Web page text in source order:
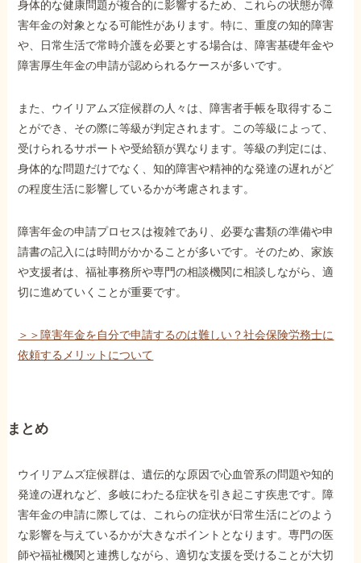
身体的な健康問題が複合的に影響するため、これらの状態が障
害年金の対象となる可能性があります。特に、重度の知的障害
や、日常生活で常時介護を必要とする場合は、障害基礎年金や
障害厚生年金の申請が認められるケースが多いです。
また、ウイリアムズ症候群の人々は、障害者手帳を取得するこ
とができ、その際に等級が判定されます。この等級によって、
受けられるサポートや受給額が異なります。等級の判定には、
身体的な問題だけでなく、知的障害や精神的な発達の遅れがど
の程度生活に影響しているかが考慮されます。
障害年金の申請プロセスは複雑であり、必要な書類の準備や申
請書の記入には時間がかかることが多いです。そのため、家族
や支援者は、福祉事務所や専門の相談機関に相談しながら、適
切に進めていくことが重要です。
＞＞障害年金を自分で申請するのは難しい？社会保険労務士に
依頼するメリットについて
まとめ
ウイリアムズ症候群は、遺伝的な原因で心血管系の問題や知的
発達の遅れなど、多岐にわたる症状を引き起こす疾患です。障
害年金の申請に際しては、これらの症状が日常生活にどのよう
な影響を与えているかが大きなポイントとなります。専門の医
師や福祉機関と連携しながら、適切な支援を受けることが大切